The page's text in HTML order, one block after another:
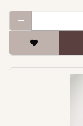
top:10px; }
háčku zajišťuje
při
varianta pro
přirozený
Šíře v